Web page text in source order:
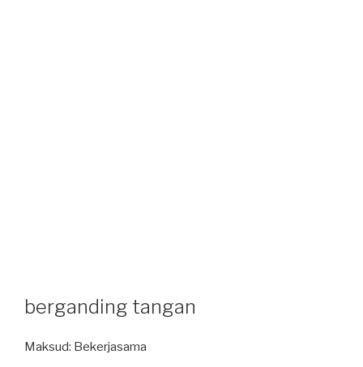
berganding tangan
Maksud: Bekerjasama